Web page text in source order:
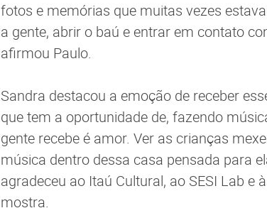
fotos e memórias que muitas vezes
a gente, abrir o baú e entrar em contato
afirmou Paulo.
Sandra destacou a emoção de receber
que tem a oportunidade de, fazendo
gente recebe é amor. Ver as crianças
música dentro dessa casa pensada para
agradeceu ao Itaú Cultural, ao SESI Lab e
mostra.